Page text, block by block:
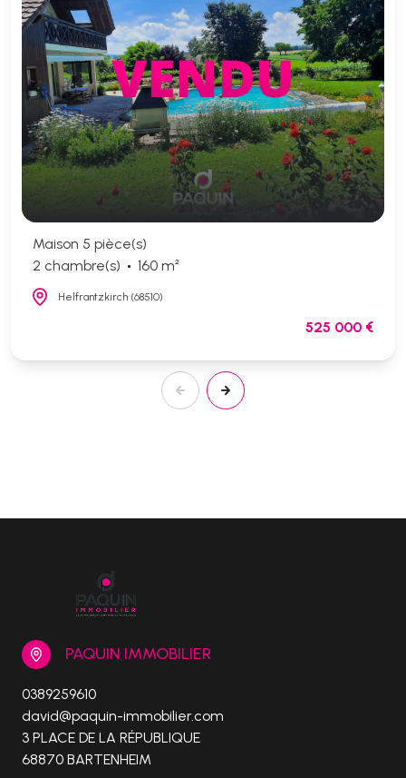
Maison 5 pièce(s)
2 chambre(s)
160 m²
Helfrantzkirch (68510)
525 000 €
PAQUIN IMMOBILIER
0389259610
david@paquin-immobilier.com
3 PLACE DE LA RÉPUBLIQUE
68870 BARTENHEIM